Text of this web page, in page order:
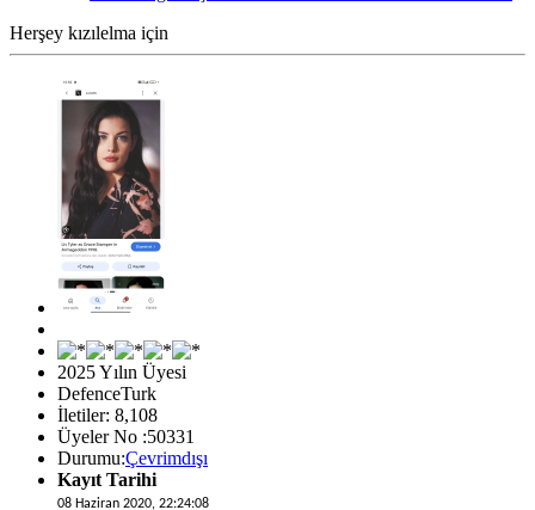
Herşey kızılelma için
2025 Yılın Üyesi
DefenceTurk
İletiler: 8,108
Üyeler No :50331
Durumu:Çevrimdışı
Kayıt Tarihi
08 Haziran 2020, 22:24:08